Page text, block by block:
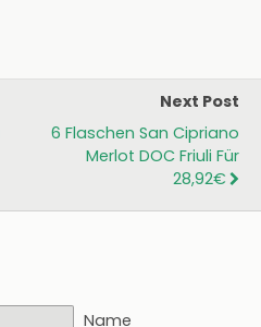
Next Post
6 Flaschen San Cipriano
Merlot DOC Friuli Für
28,92€
Name